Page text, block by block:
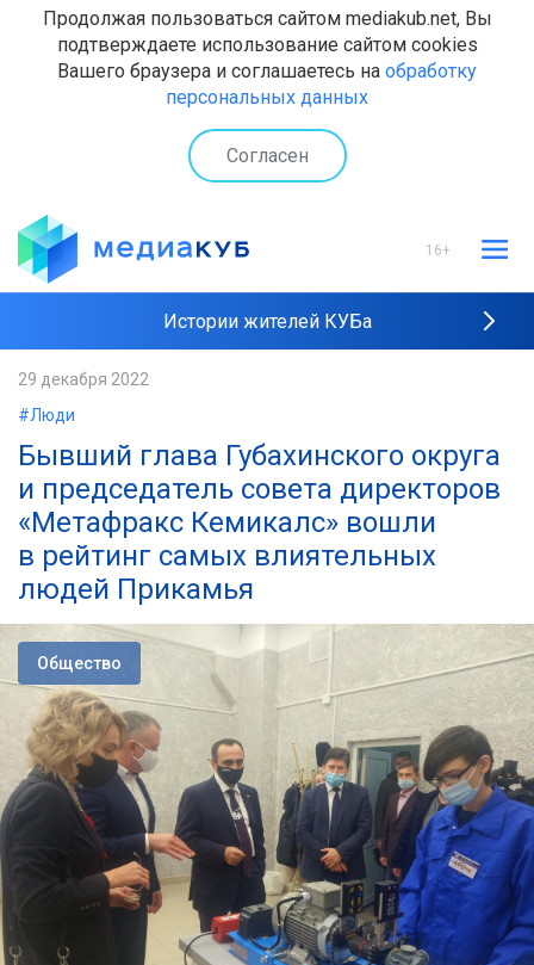
Продолжая пользоваться сайтом mediakub.net, Вы
подтверждаете использование сайтом cookies
Вашего браузера и соглашаетесь на обработку
персональных данных
Согласен
16+
Истории жителей КУБа
Наши интервью
29 декабря 2022
#Люди
Бывший глава Губахинского округа
и председатель совета директоров
«Метафракс Кемикалс» вошли
в рейтинг самых влиятельных
людей Прикамья
Общество